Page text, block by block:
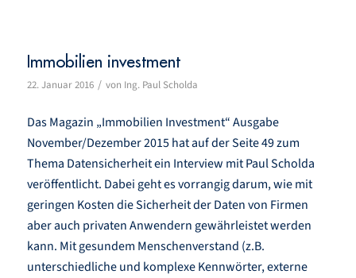
Immobilien investment
22. Januar 2016 / von Ing. Paul Scholda
Das Magazin „Immobilien Investment“ Ausgabe
November/Dezember 2015 hat auf der Seite 49 zum
Thema Datensicherheit ein Interview mit Paul Scholda
veröffentlicht. Dabei geht es vorrangig darum, wie mit
geringen Kosten die Sicherheit der Daten von Firmen
aber auch privaten Anwendern gewährleistet werden
kann. Mit gesundem Menschenverstand (z.B.
unterschiedliche und komplexe Kennwörter, externe